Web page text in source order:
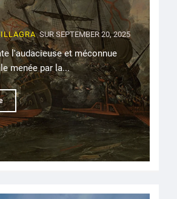
SUR SEPTEMBER 20, 2025
l'audacieuse et méconnue
menée par la...